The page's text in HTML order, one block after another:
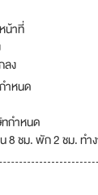
น้าที่
ลง
ำหนด
กำหนด
8 ชม. พัก 2 ชม. ทำ